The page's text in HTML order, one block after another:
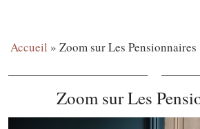
Accueil » Zoom sur Les Pensionnaires
Zoom sur Les